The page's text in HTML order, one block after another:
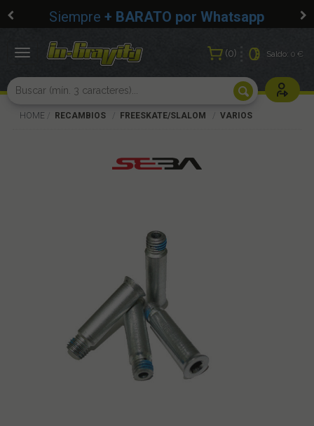
Siempre + BARATO por Whatsapp
0 Saldo:0 €
Usuarios
Toggle
HOME RECAMBIOS FREESKATE/SLALOM VARIOS